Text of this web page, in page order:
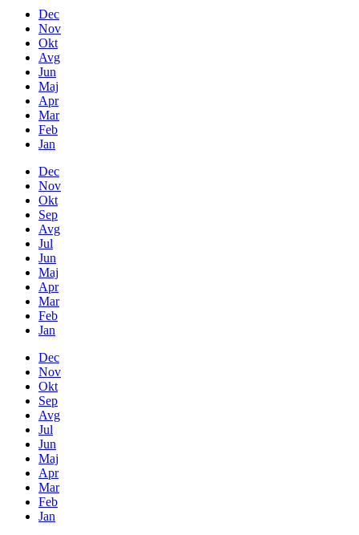
Dec
Nov
Okt
Avg
Jun
Maj
Apr
Mar
Feb
Jan
Dec
Nov
Okt
Sep
Avg
Jul
Jun
Maj
Apr
Mar
Feb
Jan
Dec
Nov
Okt
Sep
Avg
Jul
Jun
Maj
Apr
Mar
Feb
Jan